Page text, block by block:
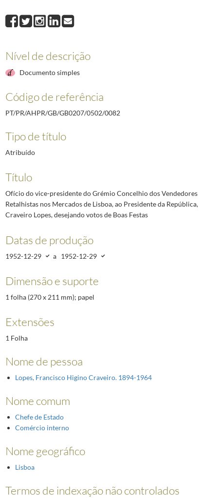
0083Telegrama do ministro de Portugal em Roma, Calheiros, ao
0084Telegrama do Arcebispo de Évora ao Presidente da República,
0086
Telegrama do Bispo de Lamego ao Presidente da República, Craveiro
(...)
Nível de descrição
Documento simples
Código de referência
PT/PR/AHPR/GB/GB0207/0502/0082
Tipo de título
Atribuído
Título
Ofício do vice-presidente do Grémio Concelhio dos Vendedores
Retalhistas nos Mercados de Lisboa, ao Presidente da República,
Craveiro Lopes, desejando votos de Boas Festas
Datas de produção
1952-12-29 a 1952-12-29
Dimensão e suporte
1 folha (270 x 211 mm); papel
Extensões
1 Folha
Nome de pessoa
Lopes, Francisco Higino Craveiro. 1894-1964
Nome comum
Chefe de Estado
Comércio interno
Nome geográfico
Lisboa
Termos de indexação não controlados